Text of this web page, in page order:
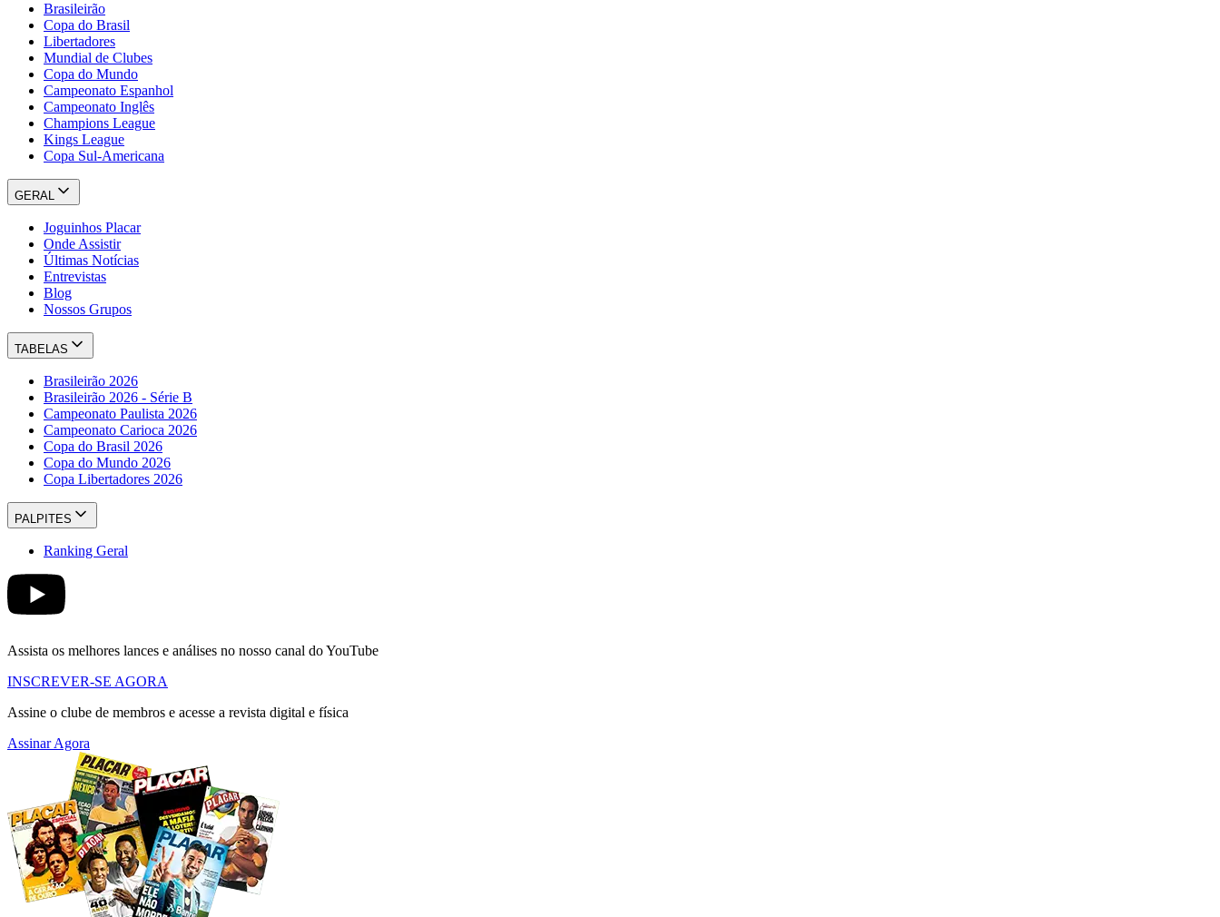
Brasileirão
Copa do Brasil
Libertadores
Mundial de Clubes
Copa do Mundo
Campeonato Espanhol
Campeonato Inglês
Champions League
Kings League
Copa Sul-Americana
GERAL
Joguinhos Placar
Onde Assistir
Últimas Notícias
Entrevistas
Blog
Nossos Grupos
TABELAS
Brasileirão 2026
Brasileirão 2026 - Série B
Campeonato Paulista 2026
Campeonato Carioca 2026
Copa do Brasil 2026
Copa do Mundo 2026
Copa Libertadores 2026
PALPITES
Ranking Geral
Assista os melhores lances e análises no nosso canal do YouTube
INSCREVER-SE AGORA
Assine o clube de membros e acesse a revista digital e física
Assinar Agora